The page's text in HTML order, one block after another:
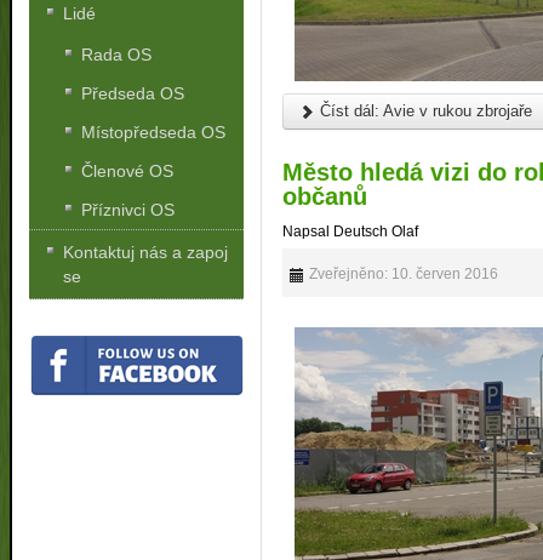
Číst dál: Avie v rukou zbrojaře
Město hledá vizi do
občanů
Napsal Deutsch Olaf
Zveřejněno: 10. červen 2016
Lidé
Rada OS
Předseda OS
Místopředseda OS
Členové OS
Příznivci OS
Kontaktuj nás a zapoj
se